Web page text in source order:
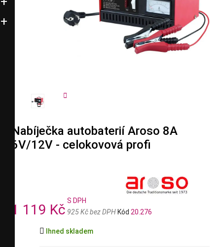


Nabíječka autobaterií Aroso 8A
6V/12V - celokovová profi
1 119 Kč
S DPH
925 Kč bez DPH Kód 20.276
 Ihned skladem